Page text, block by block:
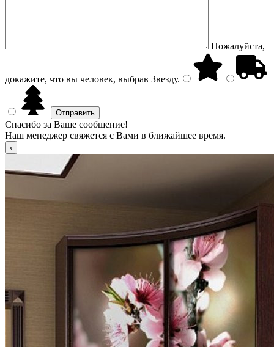
Пожалуйста,
докажите, что вы человек, выбрав Звезду.
Спасибо за Ваше сообщение!
Наш менеджер свяжется с Вами в ближайшее время.